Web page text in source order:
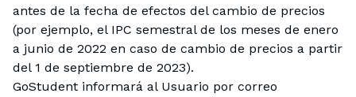
antes de la fecha de efectos del cambio de precios
(por ejemplo, el IPC semestral de los meses de enero
a junio de 2022 en caso de cambio de precios a partir
del 1 de septiembre de 2023).
GoStudent informará al Usuario por correo